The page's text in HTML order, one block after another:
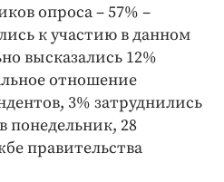
опроса – 57% –
к участию в данном
высказались 12%
отношение
3% затруднились
понедельник, 28
правительства